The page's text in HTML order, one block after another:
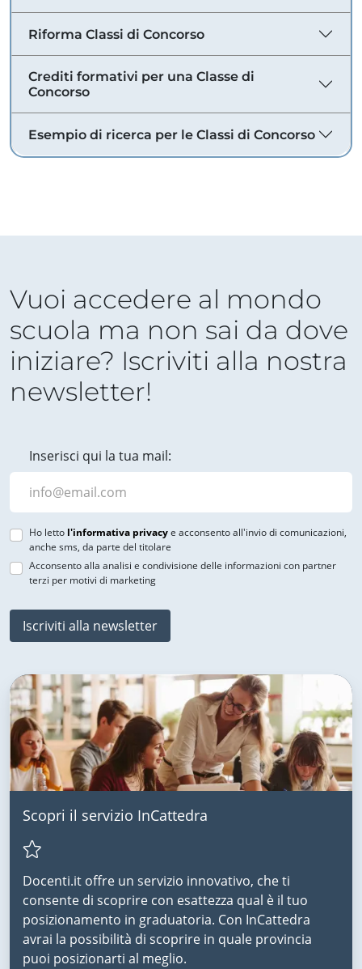
Riforma Classi di Concorso
Crediti formativi per una Classe di
Concorso
Esempio di ricerca per le Classi di Concorso
Vuoi accedere al mondo
scuola ma non sai da dove
iniziare? Iscriviti alla nostra
newsletter!
Inserisci qui la tua mail:
Ho letto l'informativa privacye acconsento all'invio di comunicazioni,
anche sms, da parte del titolare
Acconsento alla analisi e condivisione delle informazioni con partner
terzi per motivi di marketing
Iscriviti alla newsletter
Scopri il servizio InCattedra
Docenti.it offre un servizio innovativo, che ti
consente di scoprire con esattezza qual è il tuo
posizionamento in graduatoria. Con InCattedra
avrai la possibilità di scoprire in quale provincia
puoi posizionarti al meglio.